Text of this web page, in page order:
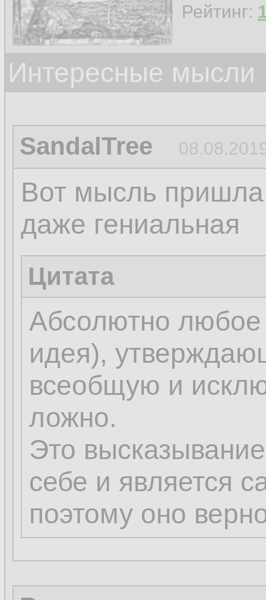
Рейтинг:
Интересные мысли
SandalTree
Вот мысль пришла
даже гениальная
Цитата
Абсолютно
идея),
всеобщую и
ложно.
Это
себе и является
поэтому оно